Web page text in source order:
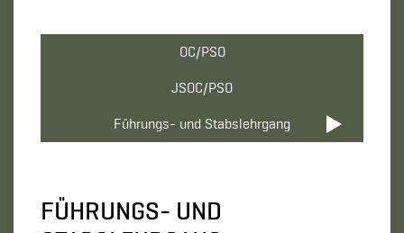
OC/PSO
JSOC/PSO
Führungs- und Stabslehrgang
FÜHRUNGS- UND